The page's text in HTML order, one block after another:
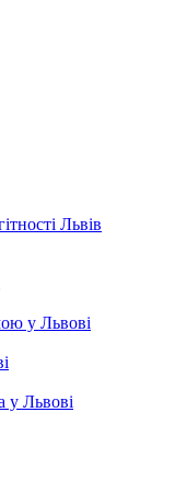
Львів
у Львові
у Львові